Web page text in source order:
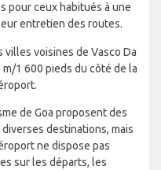
pour ceux habitués à une
entretien des routes.
villes voisines de Vasco Da
1 600 pieds du côté de la
de Goa proposent des
destinations, mais
ne dispose pas
sur les départs, les